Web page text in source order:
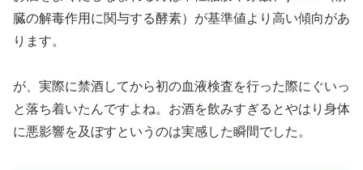
臓の解毒作用に関与する酵素）が基準値より高い傾向があ
ります。
が、実際に禁酒してから初の血液検査を行った際にぐいっ
と落ち着いたんですよね。お酒を飲みすぎるとやはり身体
に悪影響を及ぼすというのは実感した瞬間でした。